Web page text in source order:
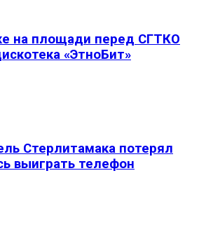
на площади перед СГТКО
«ЭтноБит»
Стерлитамака потерял
выиграть телефон